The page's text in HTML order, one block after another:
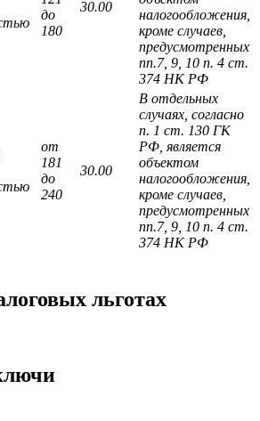
до
180
30.00
налогообложения,
кроме случаев,
предусмотренных
пп.7, 9, 10 п. 4 ст.
374 НК РФ
от
181
до
240
30.00
В отдельных
случаях, согласно
п. 1 ст. 130 ГК
РФ, является
объектом
налогообложения,
кроме случаев,
предусмотренных
пп.7, 9, 10 п. 4 ст.
374 НК РФ
льготах